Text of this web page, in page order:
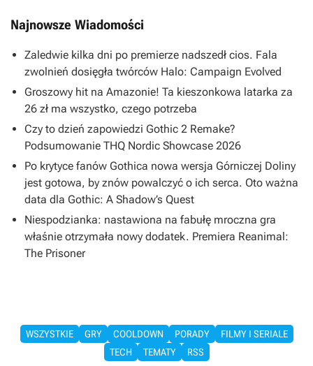
Najnowsze Wiadomości
Zaledwie kilka dni po premierze nadszedł cios. Fala
zwolnień dosięgła twórców Halo: Campaign Evolved
Groszowy hit na Amazonie! Ta kieszonkowa latarka za
26 zł ma wszystko, czego potrzeba
Czy to dzień zapowiedzi Gothic 2 Remake?
Podsumowanie THQ Nordic Showcase 2026
Po krytyce fanów Gothica nowa wersja Górniczej Doliny
jest gotowa, by znów powalczyć o ich serca. Oto ważna
data dla Gothic: A Shadow’s Quest
Niespodzianka: nastawiona na fabułę mroczna gra
właśnie otrzymała nowy dodatek. Premiera Reanimal:
The Prisoner
WSZYSTKIE GRY COOLDOWN PORADY
FILMY I SERIALE
TECH
TEMATY RSS